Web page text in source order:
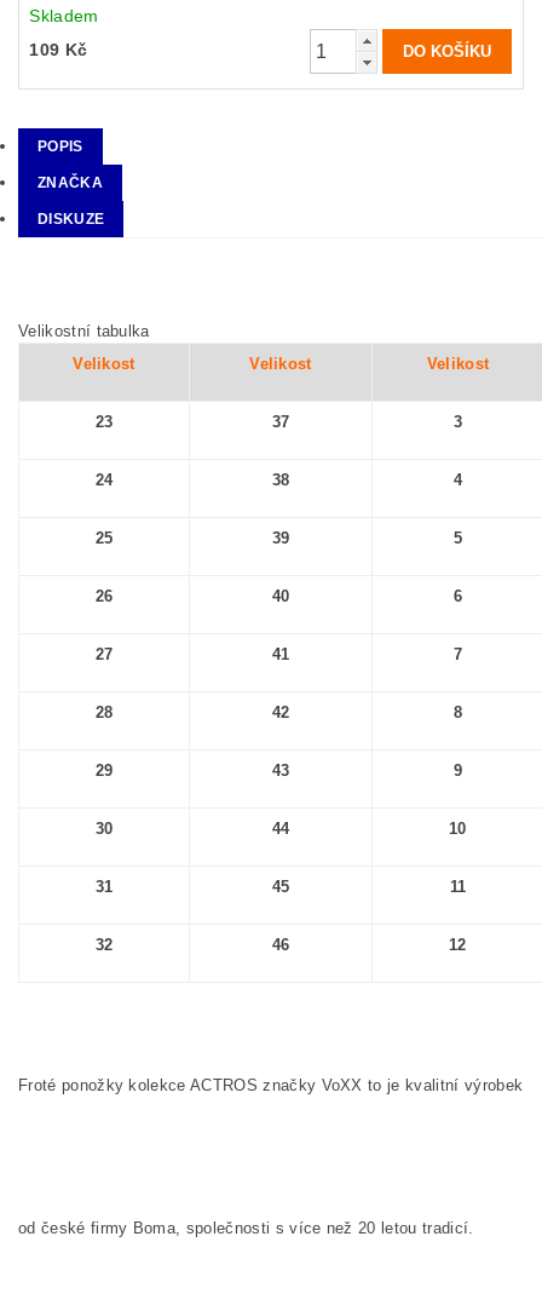
Skladem
109 Kč
POPIS
ZNAČKA
DISKUZE
Velikostní tabulka
Velikost
Velikost Velikost
23 37 3
24 38 4
25 39 5
26 40 6
27 41 7
28 42 8
29 43 9
30 44 10
31 45 11
32 46 12
Froté ponožky kolekce ACTROS značky VoXX to je kvalitní výrobek
od české firmy Boma, společnosti s více než 20 letou tradicí.